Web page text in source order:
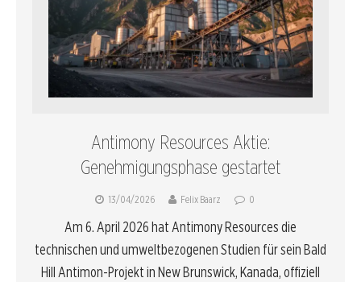
Antimony Resources Aktie:
Genehmigungsphase gestartet
13/04/2026 Felix Baarz 0
Am 6. April 2026 hat Antimony Resources die
technischen und umweltbezogenen Studien für sein Bald
Hill Antimon-Projekt in New Brunswick, Kanada, offiziell